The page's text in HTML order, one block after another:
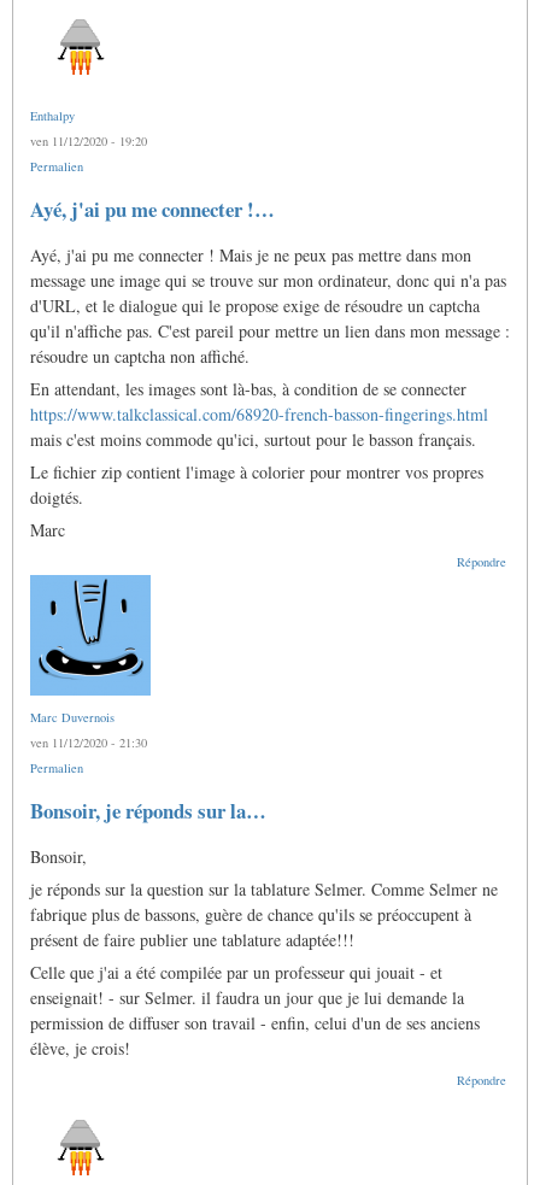
Enthalpy
ven 11/12/2020 - 19:20
Permalien
Ayé, j'ai pu me connecter !…
Ayé, j'ai pu me connecter ! Mais je ne peux pas mettre dans mon
message une image qui se trouve sur mon ordinateur, donc qui n'a pas
d'URL, et le dialogue qui le propose exige de résoudre un captcha
qu'il n'affiche pas. C'est pareil pour mettre un lien dans mon message :
résoudre un captcha non affiché.
En attendant, les images sont là-bas, à condition de se connecter
https://www.talkclassical.com/68920-french-basson-fingerings.html
mais c'est moins commode qu'ici, surtout pour le basson français.
Le fichier zip contient l'image à colorier pour montrer vos propres
doigtés.
Marc
Répondre
Marc Duvernois
ven 11/12/2020 - 21:30
Permalien
Bonsoir, je réponds sur la…
Bonsoir,
je réponds sur la question sur la tablature Selmer. Comme Selmer ne
fabrique plus de bassons, guère de chance qu'ils se préoccupent à
présent de faire publier une tablature adaptée!!!
Celle que j'ai a été compilée par un professeur qui jouait - et
enseignait! - sur Selmer. il faudra un jour que je lui demande la
permission de diffuser son travail - enfin, celui d'un de ses anciens
élève, je crois!
Répondre